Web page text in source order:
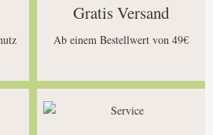
Gratis Versand
Ab einem Bestellwert von 49€